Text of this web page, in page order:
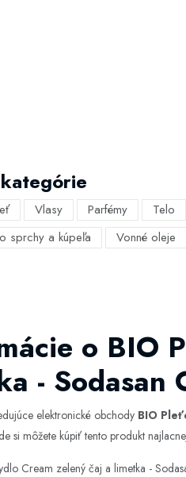
Vlasy Parfémy Telo
sprchy a kúpeľa Vonné oleje
o BIO
- Sodasan
elektronické obchody BIO
si môžete kúpiť tento produkt
Cream zelený čaj a limetka -